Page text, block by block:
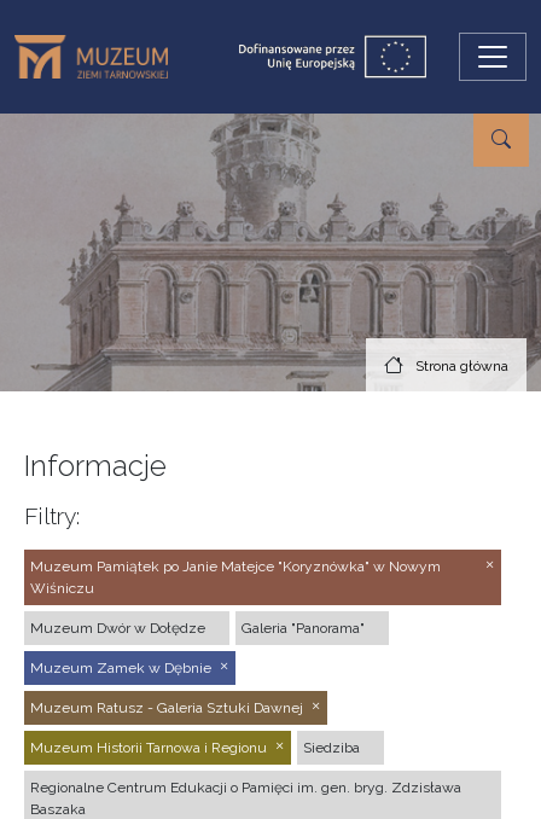
Strona główna
Informacje
Filtry:
Muzeum Pamiątek po Janie Matejce "Koryznówka" w Nowym
Wiśniczu
Muzeum Dwór w Dołędze Galeria "Panorama"
Muzeum Zamek w Dębnie
Muzeum Ratusz - Galeria Sztuki Dawnej
Muzeum Historii Tarnowa i Regionu Siedziba
Regionalne Centrum Edukacji o Pamięci im. gen. bryg. Zdzisława
Baszaka